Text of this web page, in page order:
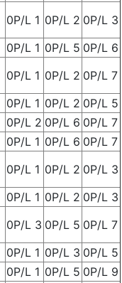
0P/L 1 0P/L 2 0P/L 3
0P/L 1 0P/L 5 0P/L 6
0P/L 1 0P/L 2 0P/L 7
0P/L 1 0P/L 2 0P/L 5
0P/L 2 0P/L 6 0P/L 7
0P/L 1 0P/L 6 0P/L 7
0P/L 1 0P/L 2 0P/L 3
0P/L 1 0P/L 2 0P/L 3
0P/L 3 0P/L 5 0P/L 7
0P/L 1 0P/L 3 0P/L 5
0P/L 1 0P/L 5 0P/L 9